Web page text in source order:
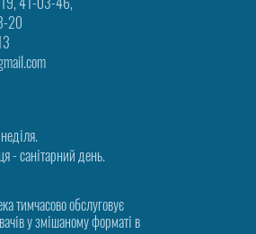
41-03-46,
20
- санітарний день.
тимчасово обслуговує
у змішаному форматі в